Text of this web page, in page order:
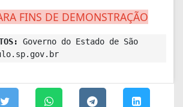
FINS DE DEMONSTRAÇÃO
Governo do Estado de São